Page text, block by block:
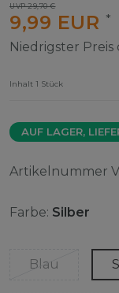
UVP 29,70 €
9,99 EUR *
Niedrigster
Inhalt 1 Stück
AUF LAGER,
Artikelnummer
Farbe: Silber
Blau